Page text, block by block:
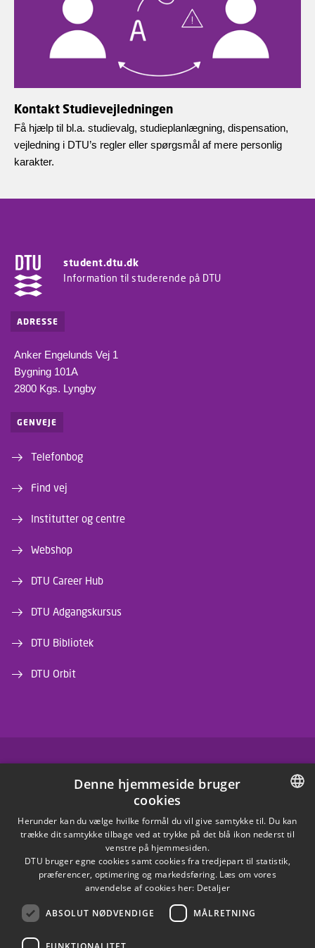
Kontakt Studievejledningen
Få hjælp til bl.a. studievalg, studieplanlægning, dispensation,
vejledning i DTU’s regler eller spørgsmål af mere personlig
karakter.
student.dtu.dk
Information til studerende på DTU
ADRESSE
Anker Engelunds Vej 1
Bygning 101A
2800 Kgs. Lyngby
GENVEJE
Telefonbog
Find vej
Institutter og centre
Webshop
DTU Career Hub
DTU Adgangskursus
DTU Bibliotek
DTU Orbit
INSTAGRAM
LINKEDIN
X
YOUTUBE
DANISH
ENGLISH
Denne hjemmeside bruger
cookies
Herunder kan du vælge hvilke formål du vil give samtykke til. Du kan
trække dit samtykke tilbage ved at trykke på det blå ikon nederst til
venstre på hjemmesiden.
DTU bruger egne cookies samt cookies fra tredjepart til statistik,
præferencer, optimering og markedsføring. Læs om vores
anvendelse af cookies her: Detaljer
ABSOLUT NØDVENDIGE MÅLRETNING